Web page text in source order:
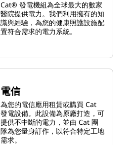
Cat® 發電機組為全球最大的數家
醫院提供電力。我們利用擁有的知
識與經驗，為您的健康照護設施配
置符合需求的電力系統。
電信
為您的電信應用租賃或購買 Cat
發電設備。此設備為原廠打造，可
提供不中斷的電力，並由 Cat 團
隊為您量身訂作，以符合特定工地
需求。